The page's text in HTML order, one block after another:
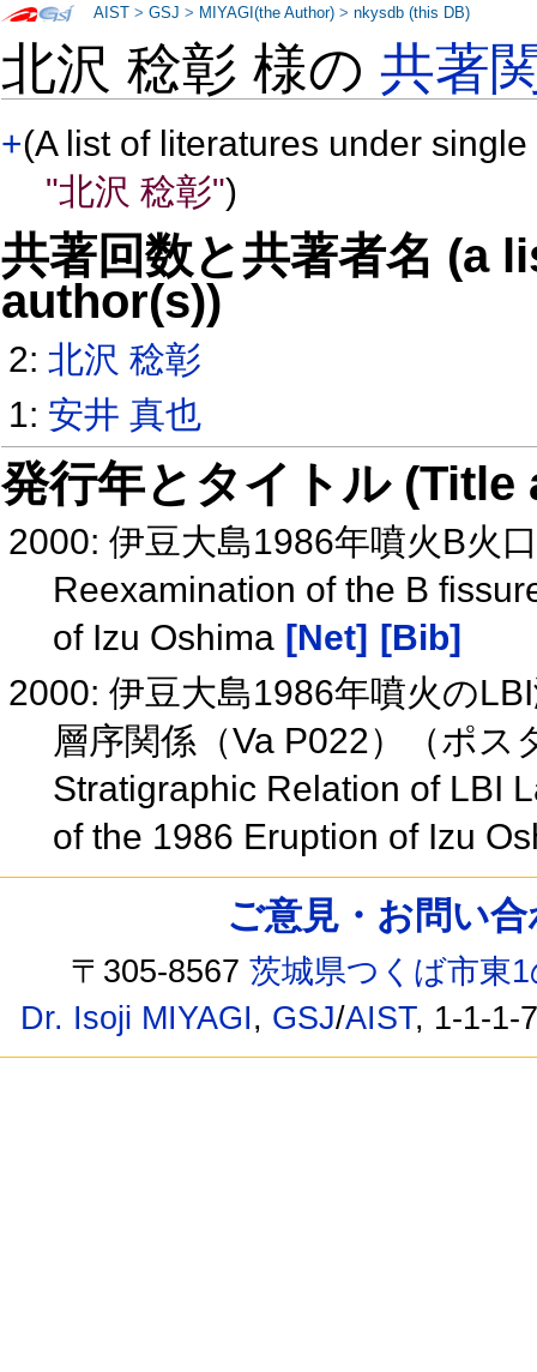
北沢 稔彰 様の共著
+(A list of literatures under
"北沢 稔彰")
共著回数と共著者名 (a
author(s))
2:北沢 稔彰
1: 安井 真也
発行年とタイトル
2000: 伊豆大島1986年噴火B火
Reexamination of the B
of Izu Oshima [Net] [Bib]
2000: 伊豆大島1986年噴火の
層序関係（Va P022）（ポ
Stratigraphic Relation of LBI
of the 1986 Eruption of Izu
AIST >GSJ > MIYAGI(the Author) >nkysdb (this DB)
ご意見・お問い
〒305-8567茨城県つくば市東
Dr. Isoji MIYAGI, GSJ/AIST, 1-1-1-